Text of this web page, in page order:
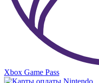
Xbox Game Pass